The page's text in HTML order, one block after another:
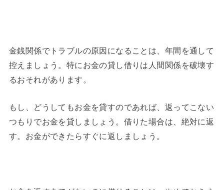
金銭関係でトラブルの原因になることは、年間を通して
控えましょう。特にお金の貸し借りは人間関係を破壊す
るおそれがあります。
もし、どうしてもお金を貸すのであれば、返ってこない
つもりでお金を貸しましょう。借りた場合は、絶対に返
す。お金ができたらすぐに返しましょう。